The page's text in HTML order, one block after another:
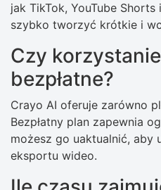
jak TikTok, YouTube Shorts
szybko tworzyć krótkie i
Czy
bezpłatne?
Crayo AI oferuje zarówno
Bezpłatny plan zapewnia
możesz go uaktualnić, aby
eksportu wideo.